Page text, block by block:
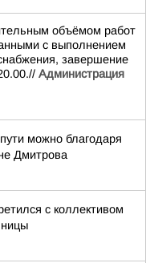
объёмом работ
с выполнением
завершение
Администрация
можно благодаря
Дмитрова
с коллективом